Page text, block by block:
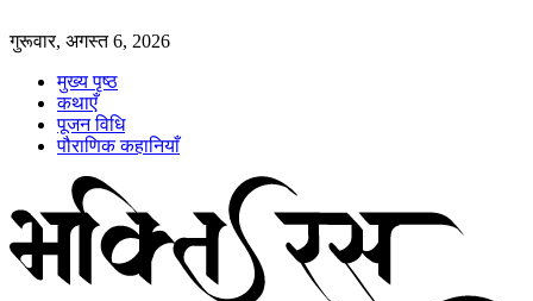
गुरूवार, अगस्त 6, 2026
मुख्य पृष्ठ
कथाएँ
पूजन विधि
पौराणिक कहानियाँ